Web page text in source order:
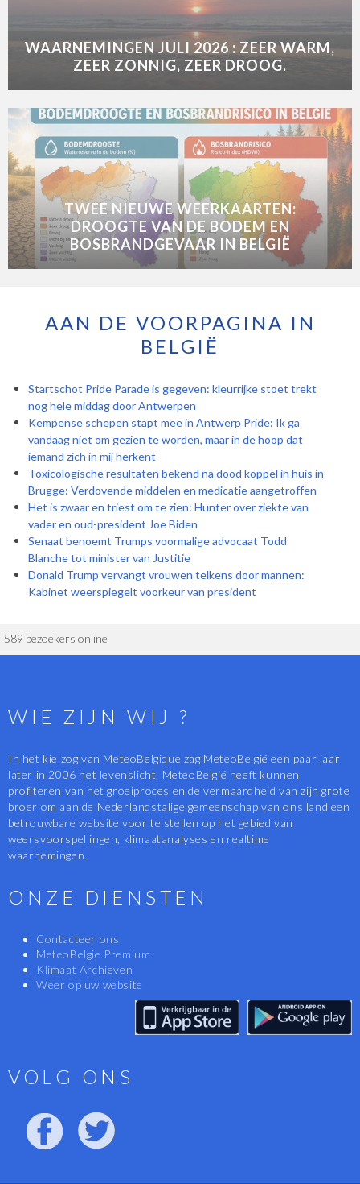
WAARNEMINGEN JULI 2026 : ZEER WARM,
ZEER ZONNIG, ZEER DROOG.
TWEE NIEUWE WEERKAARTEN:
DROOGTE VAN DE BODEM EN
BOSBRANDGEVAAR IN BELGIË
AAN DE VOORPAGINA IN
BELGIË
Startschot Pride Parade is gegeven: kleurrijke stoet trekt
nog hele middag door Antwerpen
Kempense schepen stapt mee in Antwerp Pride: Ik ga
vandaag niet om gezien te worden, maar in de hoop dat
iemand zich in mij herkent
Toxicologische resultaten bekend na dood koppel in huis in
Brugge: Verdovende middelen en medicatie aangetroffen
Het is zwaar en triest om te zien: Hunter over ziekte van
vader en oud-president Joe Biden
Senaat benoemt Trumps voormalige advocaat Todd
Blanche tot minister van Justitie
Donald Trump vervangt vrouwen telkens door mannen:
Kabinet weerspiegelt voorkeur van president
589 bezoekers online
WIE ZIJN WIJ ?
In het kielzog van MeteoBelgique zag MeteoBelgië een paar jaar
later in 2006 het levenslicht. MeteoBelgië heeft kunnen
profiteren van het groeiproces en de vermaardheid van zijn grote
broer om aan de Nederlandstalige gemeenschap van ons land een
betrouwbare website voor te stellen op het gebied van
weersvoorspellingen, klimaatanalyses en realtime
waarnemingen.
ONZE DIENSTEN
Contacteer ons
MeteoBelgie Premium
Klimaat Archieven
Weer op uw website
VOLG ONS